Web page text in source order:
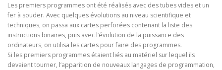
Les premiers programmes ont été réalisés avec des tubes vides et un
fer à souder. Avec quelques évolutions au niveau scientifique et
techniques, on passa aux cartes perforées contenant la liste des
instructions binaires, puis avec l’évolution de la puissance des
ordinateurs, on utilisa les cartes pour faire des programmes.
Si les premiers programmes étaient liés au matériel sur lequel ils
devaient tourner, l’apparition de nouveaux langages de programmation,